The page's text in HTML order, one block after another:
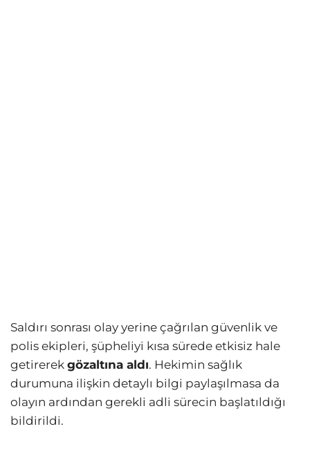
Saldırı sonrası olay yerine çağrılan güvenlik ve
polis ekipleri, şüpheliyi kısa sürede etkisiz hale
getirerek gözaltına aldı. Hekimin sağlık
durumuna ilişkin detaylı bilgi paylaşılmasa da
olayın ardından gerekli adli sürecin başlatıldığı
bildirildi.